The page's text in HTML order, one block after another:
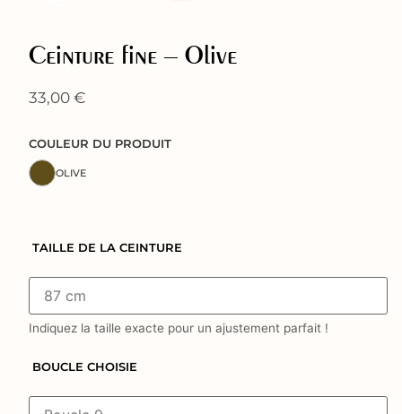
Ceinture fine – Olive
33,00€
COULEUR DU PRODUIT
OLIVE
TAILLE DE LA CEINTURE
Indiquez la taille exacte pour un ajustement parfait !
BOUCLE CHOISIE